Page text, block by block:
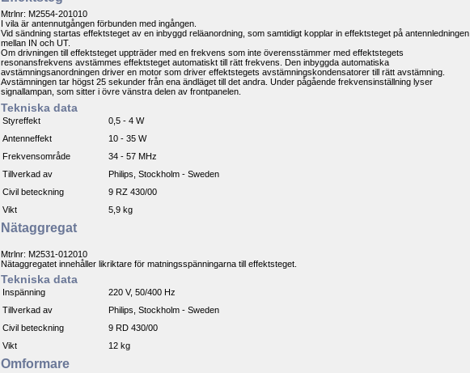
Mtrlnr: M2554-201010
I vila är antennutgången förbunden med ingången.
Vid sändning startas effektsteget av en inbyggd reläanordning, som samtidigt kopplar in effektsteget på antennledningen
mellan IN och UT.
Om drivningen till effektsteget uppträder med en frekvens som inte överensstämmer med effektstegets
resonansfrekvens avstämmes effektsteget automatiskt till rätt frekvens. Den inbyggda automatiska
avstämningsanordningen driver en motor som driver effektstegets avstämningskondensatorer till rätt avstämning.
Avstämningen tar högst 25 sekunder från ena ändläget till det andra. Under pågående frekvensinställning lyser
signallampan, som sitter i övre vänstra delen av frontpanelen.
Tekniska data
Styreffekt
0,5 - 4 W
Antenneffekt
10 - 35 W
Frekvensområde
34 - 57 MHz
Tillverkad av
Philips, Stockholm - Sweden
Civil beteckning
9 RZ 430/00
Vikt
5,9 kg
Nätaggregat
Mtrlnr: M2531-012010
Nätaggregatet innehåller likriktare för matningsspänningarna till effektsteget.
Tekniska data
Inspänning
220 V, 50/400 Hz
Tillverkad av
Philips, Stockholm - Sweden
Civil beteckning
9 RD 430/00
Vikt
12 kg
Omformare